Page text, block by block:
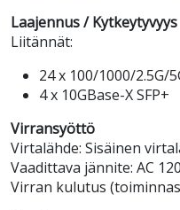
Laajennus / Kytkeytyvyys
Liitännät:
24 x 100/1000/2.5G/
4 x 10GBase-X SFP+
Virransyöttö
Virtalähde: Sisäinen
Vaadittava jännite: AC
Virran kulutus